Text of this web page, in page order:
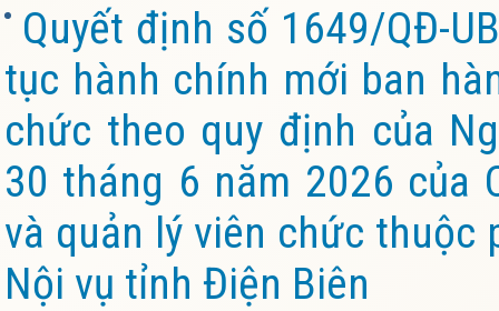
Quyết định số 1649/QĐ-
tục hành chính mới ban
chức theo quy định của
30 tháng 6 năm 2026 của
và quản lý viên chức thuộc
Nội vụ tỉnh Điện Biên